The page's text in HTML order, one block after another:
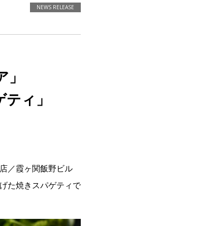
NEWS RELEASE
ィ」
／霞ヶ関飯野ビル
た焼きスパゲティで